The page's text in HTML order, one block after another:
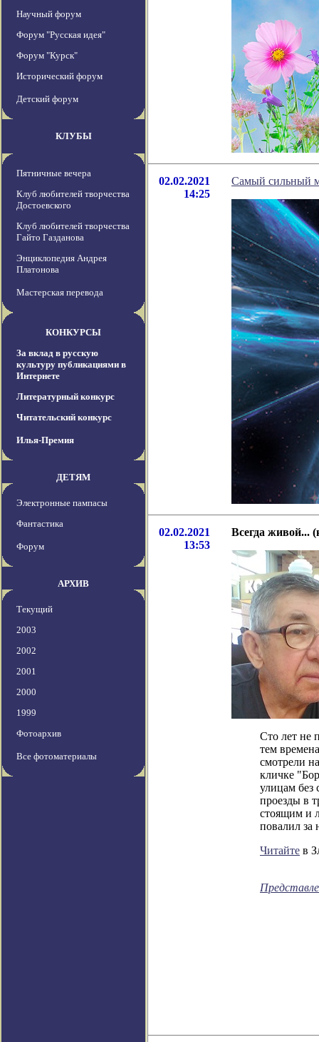
Научный форум
Форум "Русская идея"
Форум "Курск"
Исторический форум
Детский форум
КЛУБЫ
Пятничные вечера
Клуб любителей творчества
Достоевского
Клуб любителей творчества
Гайто Газданова
Энциклопедия Андрея
Платонова
Мастерская перевода
КОНКУРСЫ
За вклад в русскую
культуру публикациями в
Интернете
Литературный конкурс
Читательский конкурс
Илья-Премия
ДЕТЯМ
Электронные пампасы
Фантастика
Форум
АРХИВ
Текущий
2003
2002
2001
2000
1999
Фотоархив
Все фотоматериалы
02.02.2021
14:25
Самый сильный
02.02.2021
13:53
Всегда живой...
Сто лет не
тем
смотрели
кличке
улицам без
проезды в
стоящим и
повалил за
Читайте в